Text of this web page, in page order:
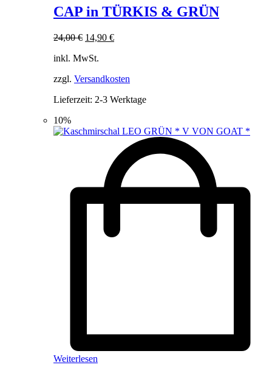
weist
mehrere
auf
der
Produktseite
werden
CAP in TÜRKIS & GRÜN
24,00€ Ursprünglicher
war:
14,90 €Aktueller
inkl. MwSt.
zzgl. Versandkosten
Lieferzeit: 2-3 Werktage
10%
Weiterlesen